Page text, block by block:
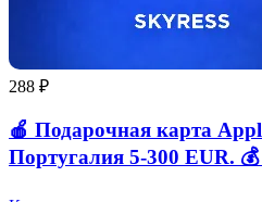
288 ₽
🍎 Подарочная карта
Португалия 5-300 EUR.